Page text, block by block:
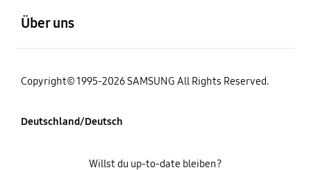
Über uns
Copyright© 1995-2026 SAMSUNG All Rights Reserved.
Deutschland/Deutsch
Willst du up-to-date bleiben?